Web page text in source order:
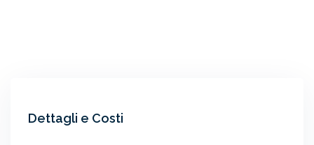
Dettagli e Costi